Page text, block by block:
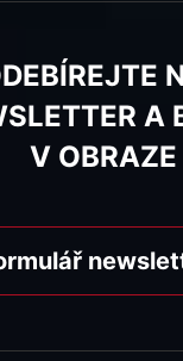
A
V OBRAZE